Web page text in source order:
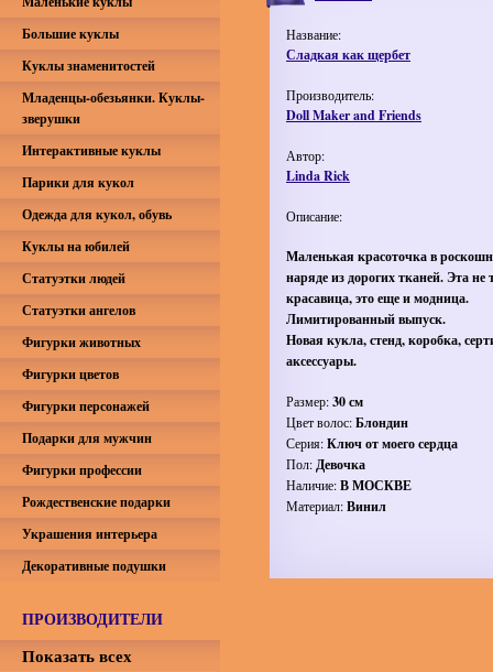
Название:
Сладкая как щербет
Производитель:
Doll Maker and Friends
Автор:
Linda Rick
Описание:
Маленькая красоточка в
наряде из дорогих тканей. Эта не
красавица, это еще и модница.
Лимитированный выпуск.
Новая кукла, стенд, коробка,
аксессуары.
Размер:30 см
Цвет волос:Блондин
Серия:Ключ от моего сердца
Пол:Девочка
Наличие:В МОСКВЕ
Материал:Винил
Большие куклы
Куклы знаменитостей
Младенцы-обезьянки. Куклы-
зверушки
Интерактивные куклы
Парики для кукол
Одежда для кукол, обувь
Куклы на юбилей
Статуэтки людей
Статуэтки ангелов
Фигурки животных
Фигурки цветов
Фигурки персонажей
Подарки для мужчин
Фигурки профессии
Рождественские подарки
Украшения интерьера
Декоративные подушки
ПРОИЗВОДИТЕЛИ
Показать всех